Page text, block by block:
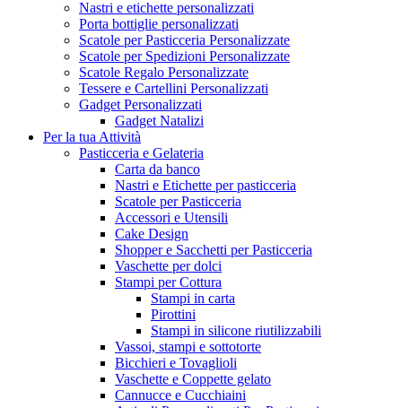
Nastri e etichette personalizzati
Porta bottiglie personalizzati
Scatole per Pasticceria Personalizzate
Scatole per Spedizioni Personalizzate
Scatole Regalo Personalizzate
Tessere e Cartellini Personalizzati
Gadget Personalizzati
Gadget Natalizi
Per la tua Attività
Pasticceria e Gelateria
Carta da banco
Nastri e Etichette per pasticceria
Scatole per Pasticceria
Accessori e Utensili
Cake Design
Shopper e Sacchetti per Pasticceria
Vaschette per dolci
Stampi per Cottura
Stampi in carta
Pirottini
Stampi in silicone riutilizzabili
Vassoi, stampi e sottotorte
Bicchieri e Tovaglioli
Vaschette e Coppette gelato
Cannucce e Cucchiaini